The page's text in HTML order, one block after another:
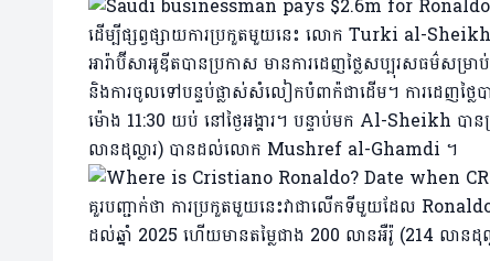
ដើម្បីផ្សព្វផ្សាយការប្រកួតមួយនេះ លោក Turki al-Sheikh
អារ៉ាប៊ីសាអូឌីតបានប្រកាស មានការដេញថ្លៃសប្បុរសធម៌សម្
និងការចូលទៅបន្ទប់ផ្លាស់សំលៀកបំពាក៉ជាដើម។ ការដេញថ្ល
ម៉ោង 11:30 យប់ នៅថ្ងៃអង្គារ។ បន្ទាប់មក Al-Sheikh ប
លានដុល្លារ) បានដល់លោក Mushref al-Ghamdi ។
គួរបញ្ជាក់ថា ការប្រកួតមួយនេះ​វាជា​លើក​ទី​មួយ​ដែល
ដល់​ឆ្នាំ 2025 ហើយ​មាន​តម្លៃ​ជាង 200 លាន​អឺរ៉ូ (214 លាន​ដុល្